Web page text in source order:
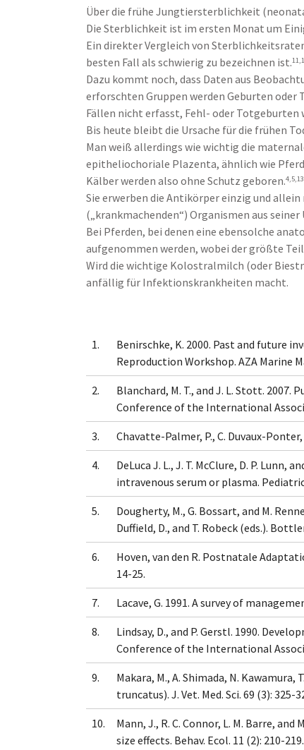
Über die frühe Jungtiersterblichkeit
Die Sterblichkeit ist im ersten Monat um
Ein direkter Vergleich von
besten Fall als schwierig zu bezeichnen ist.
Dazu kommt noch, dass Daten aus
erforschten Gruppen werden Geburten oder
Fällen nicht erfasst, Fehl- oder Totgeburten
Bis heute bleibt die Ursache für die frühen
Man weiß allerdings wie wichtig die
epitheliochoriale Plazenta, ähnlich wie
Kälber werden also ohne Schutz geboren.
Sie erwerben die Antikörper einzig und
(„krankmachenden“) Organismen aus
Bei Pferden, bei denen eine ebensolche
aufgenommen werden, wobei der größte
Wird die wichtige Kolostralmilch (oder
anfällig für Infektionskrankheiten macht.
1.
Benirschke, K. 2000. Past and future
Reproduction Workshop. AZA Marine
2.
Blanchard, M. T., and J. L. Stott.
Conference of the International
3. Chavatte-Palmer, P., C. Duvaux-
4.
DeLuca J. L., J. T. McClure, D. P.
intravenous serum or plasma.
5.
Dougherty, M., G. Bossart, and M.
Duffield, D., and T. Robeck (eds.).
6.
Hoven, van den R. Postnatale
14-25.
7. Lacave, G. 1991. A survey of
8.
Lindsay, D., and P. Gerstl. 1990.
Conference of the International
9.
Makara, M., A. Shimada, N.
truncatus). J. Vet. Med. Sci. 69 (3): 325-
10.
Mann, J., R. C. Connor, L. M. Barre,
size effects. Behav. Ecol. 11 (2): 210-219.